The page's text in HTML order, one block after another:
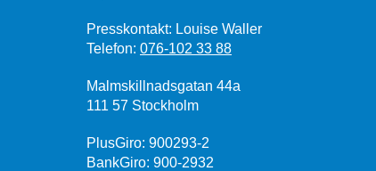
Presskontakt: Louise Waller
Telefon: 076-102 33 88
Malmskillnadsgatan 44a
111 57 Stockholm
PlusGiro: 900293-2
BankGiro: 900-2932